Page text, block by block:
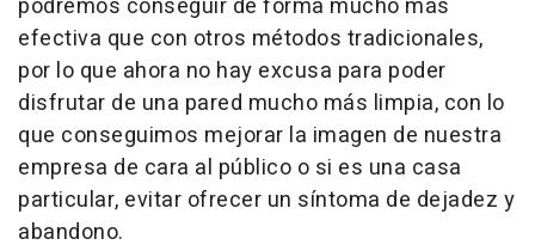
podremos conseguir de forma mucho más
efectiva que con otros métodos tradicionales,
por lo que ahora no hay excusa para poder
disfrutar de una pared mucho más limpia, con lo
que conseguimos mejorar la imagen de nuestra
empresa de cara al público o si es una casa
particular, evitar ofrecer un síntoma de dejadez y
abandono.